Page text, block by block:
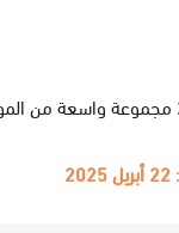
22 أبريل 2025